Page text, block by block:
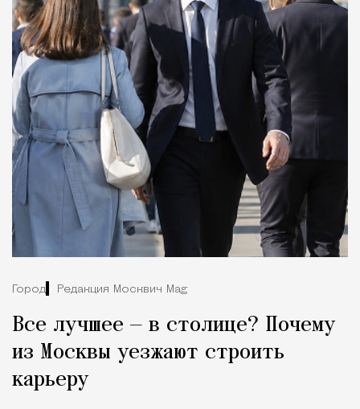
Город Редакция Москвич Mag
Все лучшее — в столице? Почему
из Москвы уезжают строить
карьеру